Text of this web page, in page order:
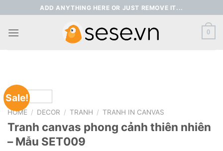
to
content
ADD ANYTHING HERE OR JUST REMOVE IT...
0
Sale!
HOME / DECOR / TRANH / TRANH IN CANVAS
Tranh canvas phong cảnh thiên nhiên
– Mẫu SET009